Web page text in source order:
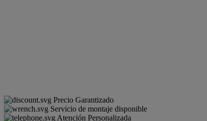
Precio Garantizado
Servicio de montaje disponible
Atención Personalizada